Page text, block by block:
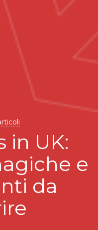
in UK:
e
da